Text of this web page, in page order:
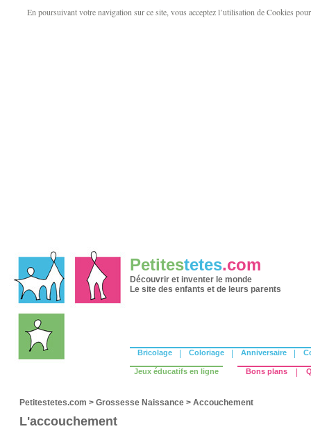
En poursuivant votre navigation sur ce site, vous acceptez l’utilisation de Cookies
Petitestetes.com
Découvrir et inventer le monde
Le site des enfants et de leurs parents
Bricolage Coloriage Anniversaire
Jeux éducatifs en ligne Bons plans
Petitestetes.com > Grossesse Naissance > Accouchement
L'accouchement